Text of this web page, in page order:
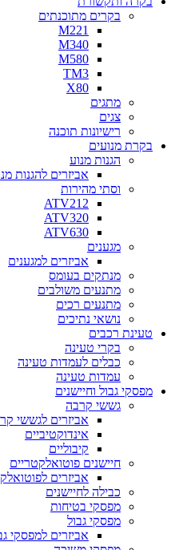
בקרים מתוכנתים
M221
M340
M580
TM3
X80
מתגים
צגים
רישיונות תוכנה
בקרת מנועים
הגנות מנוע
אביזרים להגנות
וסתי מהירות
ATV212
ATV320
ATV630
מגענים
אביזרים למגענים
מנתקים בעומס
מתנעים משולבים
מתנעים רכים
נושאי נתיכים
טעינת רכבים
בקרי טעינה
כבלים לעמדות טעינה
עמדות טעינה
מפסקי גבול וחיישנים
גששי קרבה
אביזרים לגששי
אינדוקטיביים
קיבוליים
חיישנים פוטואלקטריים
אביזרים
כבילה לחיישנים
מפסקי בטיחות
מפסקי גבול
אביזרים למפסקי